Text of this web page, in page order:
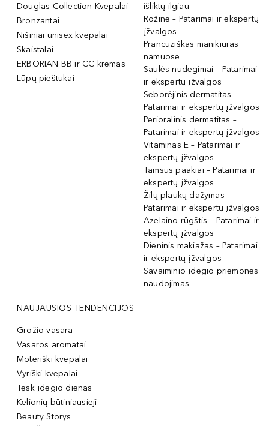
Douglas Collection Kvepalai
Bronzantai
Nišiniai unisex kvepalai
Skaistalai
ERBORIAN BB ir CC kremas
Lūpų pieštukai
išliktų ilgiau
Rožinė – Patarimai ir ekspertų
įžvalgos
Prancūziškas manikiūras
namuose
Saulės nudegimai – Patarimai
ir ekspertų įžvalgos
Seborėjinis dermatitas –
Patarimai ir ekspertų įžvalgos
Perioralinis dermatitas –
Patarimai ir ekspertų įžvalgos
Vitaminas E – Patarimai ir
ekspertų įžvalgos
Tamsūs paakiai – Patarimai ir
ekspertų įžvalgos
Žilų plaukų dažymas –
Patarimai ir ekspertų įžvalgos
Azelaino rūgštis – Patarimai ir
ekspertų įžvalgos
Dieninis makiažas – Patarimai
ir ekspertų įžvalgos
Savaiminio įdegio priemonės
naudojimas
NAUJAUSIOS TENDENCIJOS
Grožio vasara
Vasaros aromatai
Moteriški kvepalai
Vyriški kvepalai
Tęsk įdegio dienas
Kelionių būtiniausieji
Beauty Storys